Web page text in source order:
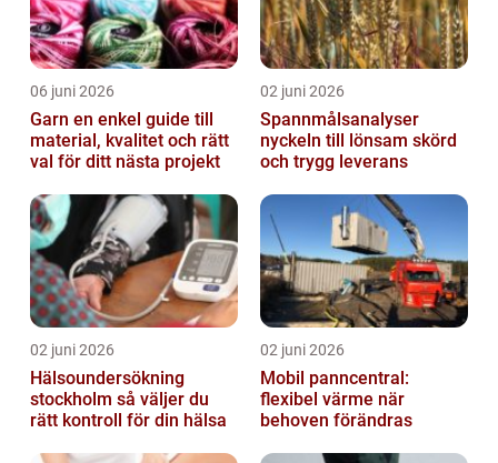
06 juni 2026
Garn en enkel guide till
material, kvalitet och rätt
val för ditt nästa projekt
02 juni 2026
Spannmålsanalyser
nyckeln till lönsam skörd
och trygg leverans
02 juni 2026
Hälsoundersökning
stockholm så väljer du
rätt kontroll för din hälsa
02 juni 2026
Mobil panncentral:
flexibel värme när
behoven förändras